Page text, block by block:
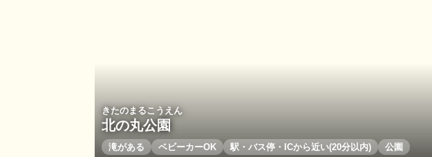
きたのまるこうえん
北の丸公園
滝がある ベビーカーOK 駅・バス停・ICから近い(20分以内) 公園